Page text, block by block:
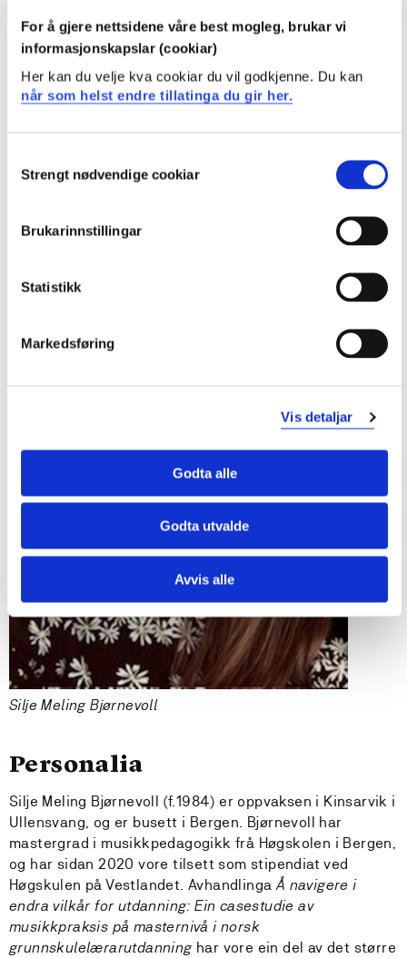
For å gjere nettsidene våre best mogleg, brukar vi
informasjonskapslar (cookiar)
Her kan du velje kva cookiar du vil godkjenne. Du kan
når som helst endre tillatinga du gir her.
Selection
Strengt nødvendige cookiar
Brukarinnstillingar
Statistikk
Markedsføring
Vis detaljar
Godta alle
Godta utvalde
Avvis alle
større fleksibilitet og openheit for eit mangfald av
perspektiv der ny kunnskap og nye relasjonar kan
oppstå. Å navigere dei endra vilkåra i praksisopplæringa
er utfordrande og krev auka samarbeid med klargjorde
kjende landskap som kan bidra til å utvide, utvikle og
Silje Meling Bjørnevoll
Personalia
Silje Meling Bjørnevoll (f.1984) er oppvaksen i Kinsarvik i
Ullensvang, og er busett i Bergen. Bjørnevoll har
mastergrad i musikkpedagogikk frå Høgskolen i Bergen,
og har sidan 2020 vore tilsett som stipendiat ved
Høgskulen på Vestlandet. AvhandlingaÅ navigere i
endra vilkår for utdanning: Ein casestudie av
musikkpraksis på masternivå i norsk
grunnskulelærarutdanninghar vore ein del av det større